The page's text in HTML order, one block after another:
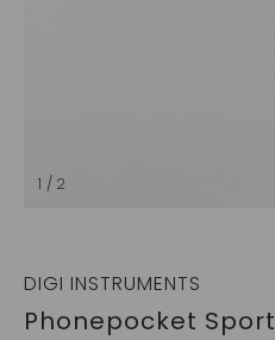
1 / 2
DIGI INSTRUMENTS
Phonepocket Sport